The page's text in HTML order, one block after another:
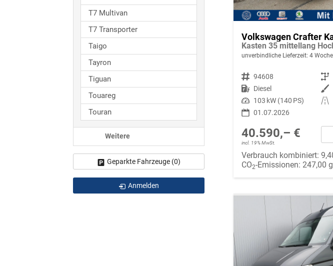
Volkswagen Crafter
unverbindliche Lieferzeit: 4
Fahrzeugnr. 94608 Getriebe
Kraftstoff Diesel Außenfarbe
Leistung 103 kW (140 PS) Kilometerstand
01.07.2026
40.590,– €
incl. 19% MwSt.
Verbrauch kombiniert:
CO2-Emissionen: 247,00
T7 Multivan
T7 Transporter
Taigo
Tayron
Tiguan
Touareg
Touran
Weitere
Geparkte Fahrzeuge (0)
Anmelden